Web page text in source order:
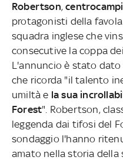
Robertson,
protagonisti della
squadra inglese che
consecutive la coppa
L'annuncio è stato dato
che ricorda "il talento
umiltà e la sua
Forest". Robertson,
leggenda dai tifosi del
sondaggio l'hanno
amato nella storia